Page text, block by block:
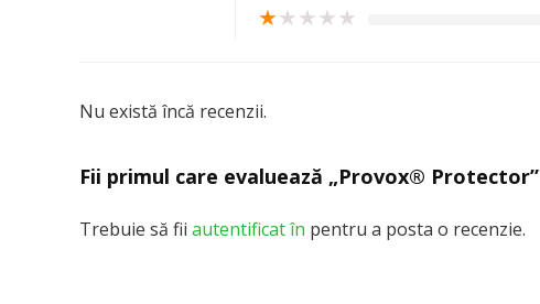
★★★★★
Nu există încă recenzii.
Fii primul care evaluează „Provox® Protector”
Trebuie să fii autentificat în pentru a posta o recenzie.